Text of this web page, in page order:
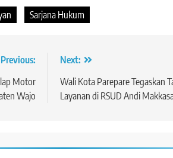
Sarjana Hukum
Previous:
Motor
Wajo
Next:
Wali Kota Parepare Tegaskan
Layanan di RSUD Andi